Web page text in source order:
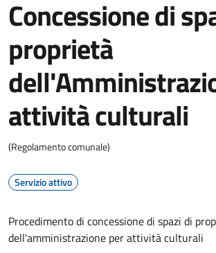
Concessione di
proprietà
attività culturali
(Regolamento comunale)
Servizio attivo
Procedimento di concessione di spazi di
dell'amministrazione per attività culturali